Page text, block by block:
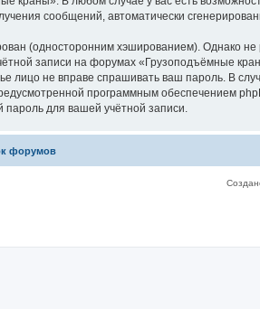
сообщений, автоматически
(односторонним хэшированием). Однако не
записи на форумах «Грузоподъёмные
лицо не вправе спрашивать ваш пароль. В
программным обеспечением
для вашей учётной записи.
форумов